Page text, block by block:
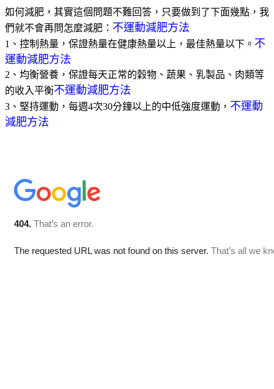
如何減肥，其實這個問題不難回答，只要做到了下面幾點，我
們就不會再問怎麼減肥： 不運動減肥方法
1、控制熱量，保證熱量在健康熱量以上，最佳熱量以下。 不
運動減肥方法
2、均衡營養，保證每天正常的穀物、蔬果、乳製品、肉類等
的收入平衡不運動減肥方法
3、堅持運動，每週4次30分鐘以上的中低強度運動， 不運動
減肥方法